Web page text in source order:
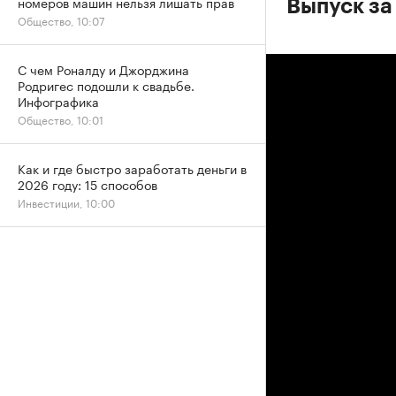
Выпуск
Общество, 10:07
С чем Роналду и Джорджина
Родригес подошли к свадьбе.
Инфографика
Общество, 10:01
Как и где быстро заработать деньги в
2026 году: 15 способов
Инвестиции, 10:00